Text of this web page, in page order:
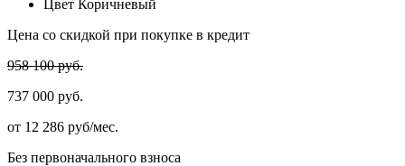
Цвет Коричневый
Цена со скидкой при покупке в кредит
958 100 руб.
737 000 руб.
от 12 286 руб/мес.
Без первоначального взноса